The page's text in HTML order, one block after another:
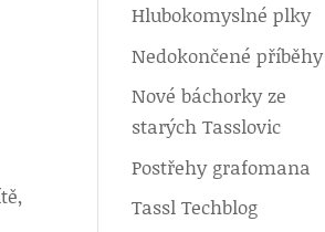
Hlubokomyslné plky
Nedokončené příběhy
Nové báchorky ze
starých Tasslovic
Postřehy grafomana
Tassl Techblog